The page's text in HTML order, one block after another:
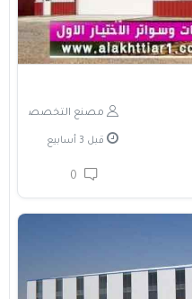
مصنع التخصصي
قبل 3 أسابيع